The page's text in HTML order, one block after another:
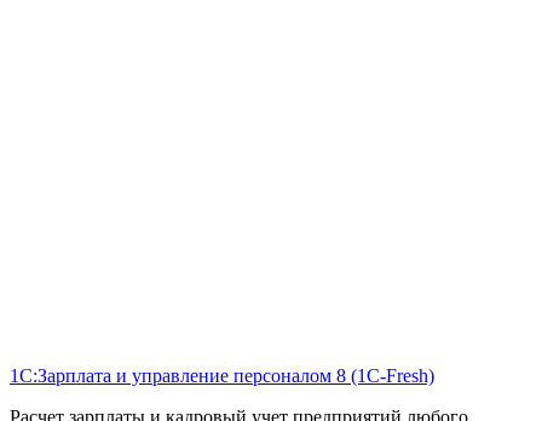
1С:Зарплата и управление персоналом 8 (1С-Fresh)
Расчет зарплаты и кадровый учет предприятий любого